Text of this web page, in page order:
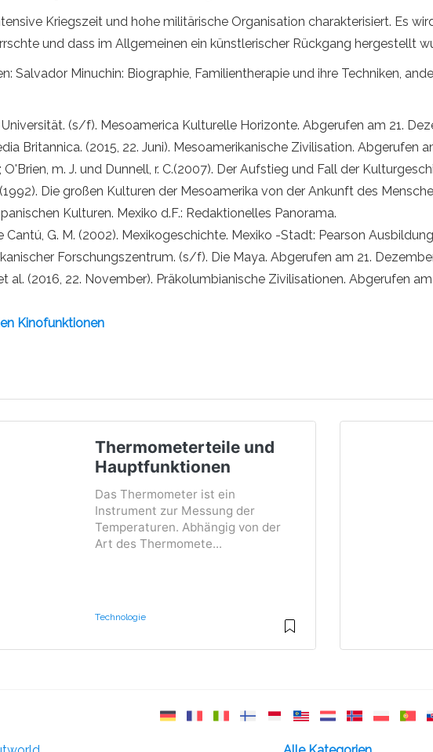
Kriegszeit und hohe militärische Organisation charakterisiert. Es
und dass im Allgemeinen ein künstlerischer Rückgang hergestellt
Salvador Minuchin: Biographie, Familientherapie und ihre Techniken,
(s/f). Mesoamerica Kulturelle Horizonte. Abgerufen am 21.
Britannica. (2015, 22. Juni). Mesoamerikanische Zivilisation. Abgerufen
O'Brien, m. J. und Dunnell, r. C.(2007). Der Aufstieg und Fall der
Die großen Kulturen der Mesoamerika von der Ankunft des
Kulturen. Mexiko d.F.: Redaktionelles Panorama.
Cantú, G. M. (2002). Mexikogeschichte. Mexiko -Stadt: Pearson
Forschungszentrum. (s/f). Die Maya. Abgerufen am 21.
al. (2016, 22. November). Präkolumbianische Zivilisationen. Abgerufen
Kinofunktionen
Thermometerteile und
Hauptfunktionen
Das Thermometer ist ein
Instrument zur Messung der
Temperaturen. Abhängig von der
Art des Thermomete...
Technologie